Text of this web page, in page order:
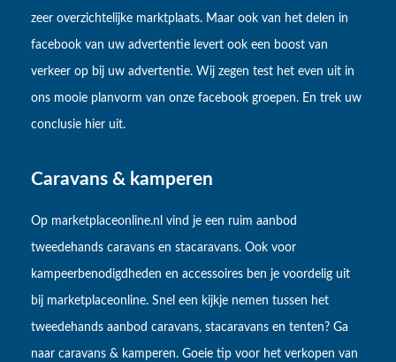
zeer overzichtelijke marktplaats. Maar ook van het delen in
facebook van uw advertentie levert ook een boost van
verkeer op bij uw advertentie. Wij zegen test het even uit in
ons mooie planvorm van onze facebook groepen. En trek uw
conclusie hier uit.
Caravans & kamperen
Op marketplaceonline.nl vind je een ruim aanbod
tweedehands caravans en stacaravans. Ook voor
kampeerbenodigdheden en accessoires ben je voordelig uit
bij marketplaceonline. Snel een kijkje nemen tussen het
tweedehands aanbod caravans, stacaravans en tenten? Ga
naar caravans & kamperen. Goeie tip voor het verkopen van